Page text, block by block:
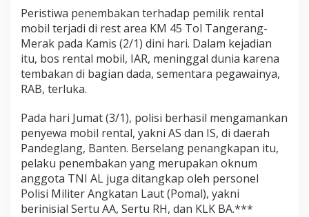
Peristiwa penembakan terhadap pemilik rental
mobil terjadi di rest area KM 45 Tol Tangerang-
Merak pada Kamis (2/1) dini hari. Dalam kejadian
itu, bos rental mobil, IAR, meninggal dunia karena
tembakan di bagian dada, sementara pegawainya,
RAB, terluka.
Pada hari Jumat (3/1), polisi berhasil mengamankan
penyewa mobil rental, yakni AS dan IS, di daerah
Pandeglang, Banten. Berselang penangkapan itu,
pelaku penembakan yang merupakan oknum
anggota TNI AL juga ditangkap oleh personel
Polisi Militer Angkatan Laut (Pomal), yakni
berinisial Sertu AA, Sertu RH, dan KLK BA.***